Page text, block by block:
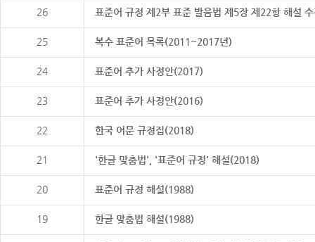
26 표준어 규정 제2부 표준 발음법 제5장 제22항 해설
25 복수 표준어 목록(2011~2017년)
24 표준어 추가 사정안(2017)
23 표준어 추가 사정안(2016)
22 한국 어문 규정집(2018)
21 '한글 맞춤법', '표준어 규정' 해설(2018)
20 표준어 규정 해설(1988)
19 한글 맞춤법 해설(1988)